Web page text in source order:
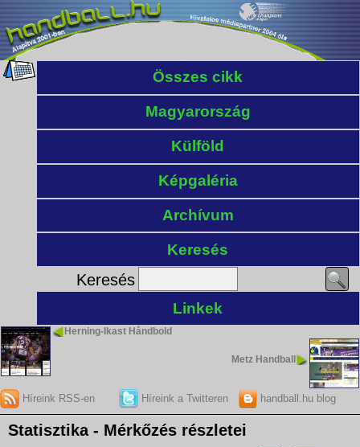
Összes cikk
Magyarország
Külföld
Képgaléria
Archívum
Keresés
Keresés
Linkek
Herning-Ikast Håndbold
Metz Handball
Híreink RSS-en Híreink a Twitteren handball.hu blog
Statisztika - Mérkőzés részletei